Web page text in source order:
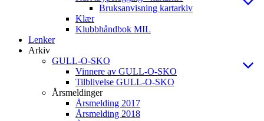
Bruksanvisning kartarkiv
Klær
Klubbhåndbok MIL
Lenker
Arkiv
GULL-O-SKO
Vinnere av GULL-O-SKO
Tilblivelse GULL-O-SKO
Årsmeldinger
Årsmelding 2017
Årsmelding 2018